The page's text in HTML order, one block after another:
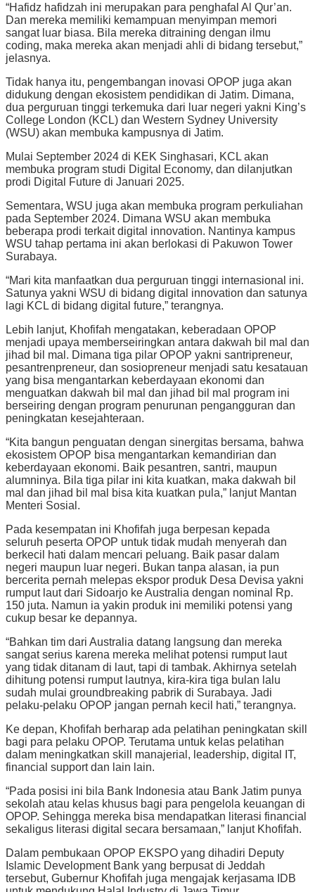
“Hafidz hafidzah ini merupakan para penghafal Al Qur’an.
Dan mereka memiliki kemampuan menyimpan memori
sangat luar biasa. Bila mereka ditraining dengan ilmu
coding, maka mereka akan menjadi ahli di bidang tersebut,”
jelasnya.
Tidak hanya itu, pengembangan inovasi OPOP juga akan
didukung dengan ekosistem pendidikan di Jatim. Dimana,
dua perguruan tinggi terkemuka dari luar negeri yakni King’s
College London (KCL) dan Western Sydney University
(WSU) akan membuka kampusnya di Jatim.
Mulai September 2024 di KEK Singhasari, KCL akan
membuka program studi Digital Economy, dan dilanjutkan
prodi Digital Future di Januari 2025.
Sementara, WSU juga akan membuka program perkuliahan
pada September 2024. Dimana WSU akan membuka
beberapa prodi terkait digital innovation. Nantinya kampus
WSU tahap pertama ini akan berlokasi di Pakuwon Tower
Surabaya.
“Mari kita manfaatkan dua perguruan tinggi internasional ini.
Satunya yakni WSU di bidang digital innovation dan satunya
lagi KCL di bidang digital future,” terangnya.
Lebih lanjut, Khofifah mengatakan, keberadaan OPOP
menjadi upaya memberseiringkan antara dakwah bil mal dan
jihad bil mal. Dimana tiga pilar OPOP yakni santripreneur,
pesantrenpreneur, dan sosiopreneur menjadi satu kesatauan
yang bisa mengantarkan keberdayaan ekonomi dan
menguatkan dakwah bil mal dan jihad bil mal program ini
berseiring dengan program penurunan pengangguran dan
peningkatan kesejahteraan.
“Kita bangun penguatan dengan sinergitas bersama, bahwa
ekosistem OPOP bisa mengantarkan kemandirian dan
keberdayaan ekonomi. Baik pesantren, santri, maupun
alumninya. Bila tiga pilar ini kita kuatkan, maka dakwah bil
mal dan jihad bil mal bisa kita kuatkan pula,” lanjut Mantan
Menteri Sosial.
Pada kesempatan ini Khofifah juga berpesan kepada
seluruh peserta OPOP untuk tidak mudah menyerah dan
berkecil hati dalam mencari peluang. Baik pasar dalam
negeri maupun luar negeri. Bukan tanpa alasan, ia pun
bercerita pernah melepas ekspor produk Desa Devisa yakni
rumput laut dari Sidoarjo ke Australia dengan nominal Rp.
150 juta. Namun ia yakin produk ini memiliki potensi yang
cukup besar ke depannya.
“Bahkan tim dari Australia datang langsung dan mereka
sangat serius karena mereka melihat potensi rumput laut
yang tidak ditanam di laut, tapi di tambak. Akhirnya setelah
dihitung potensi rumput lautnya, kira-kira tiga bulan lalu
sudah mulai groundbreaking pabrik di Surabaya. Jadi
pelaku-pelaku OPOP jangan pernah kecil hati,” terangnya.
Ke depan, Khofifah berharap ada pelatihan peningkatan skill
bagi para pelaku OPOP. Terutama untuk kelas pelatihan
dalam meningkatkan skill manajerial, leadership, digital IT,
financial support dan lain lain.
“Pada posisi ini bila Bank Indonesia atau Bank Jatim punya
sekolah atau kelas khusus bagi para pengelola keuangan di
OPOP. Sehingga mereka bisa mendapatkan literasi financial
sekaligus literasi digital secara bersamaan,” lanjut Khofifah.
Dalam pembukaan OPOP EKSPO yang dihadiri Deputy
Islamic Development Bank yang berpusat di Jeddah
tersebut, Gubernur Khofifah juga mengajak kerjasama IDB